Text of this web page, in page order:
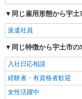
アルバイト
日研トータルソーシン
ス
介護
時
給
円
護福祉
同じ雇用形態から宇
派遣社員
同じ特徴から宇土市の
入社日応相談
経験者・有資格者歓迎
女性活躍中